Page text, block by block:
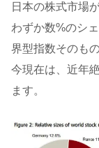
日本の株式市場
わずか数%のシ
界型指数そのも
今現在は、近年
ます。